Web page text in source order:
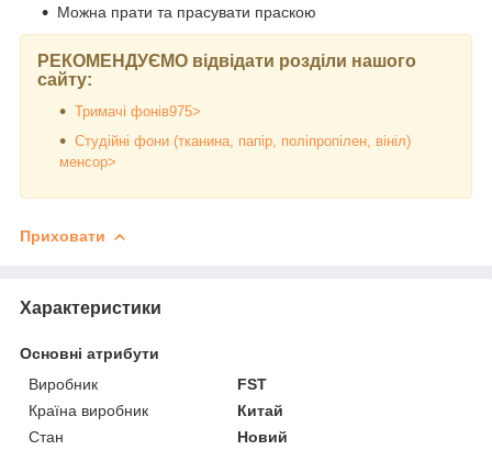
Можна прати та прасувати праскою
РЕКОМЕНДУЄМО відвідати розділи нашого
сайту:
Тримачі фонів975>
Студійні фони (тканина, папір, поліпропілен, вініл)
менсор>
Приховати
Характеристики
Основні атрибути
Виробник
FST
Країна виробник
Китай
Стан
Новий